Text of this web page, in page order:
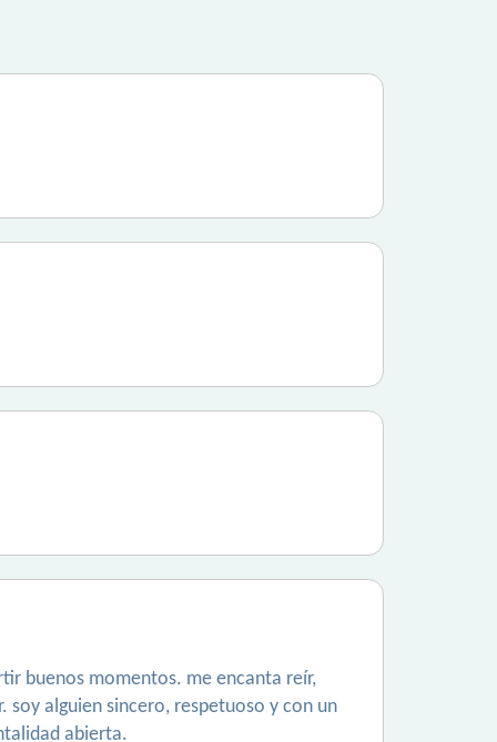
buenos momentos. me encanta reír,
alguien sincero, respetuoso y con un
abierta.